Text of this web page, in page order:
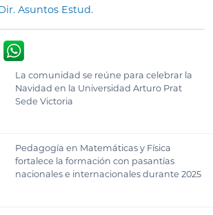
Asuntos Estud.
La comunidad se reúne para celebrar la
Navidad en la Universidad Arturo Prat
Sede Victoria
Pedagogía en Matemáticas y Física
fortalece la formación con pasantías
nacionales e internacionales durante 2025